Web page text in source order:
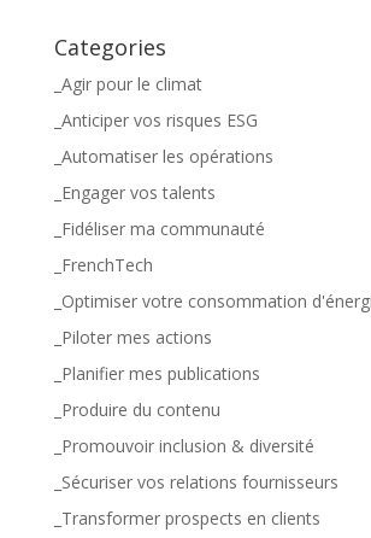
Categories
_Agir pour le climat
_Anticiper vos risques ESG
_Automatiser les opérations
_Engager vos talents
_Fidéliser ma communauté
_FrenchTech
_Optimiser votre consommation
_Piloter mes actions
_Planifier mes publications
_Produire du contenu
_Promouvoir inclusion & diversité
_Sécuriser vos relations fournisseurs
_Transformer prospects en clients